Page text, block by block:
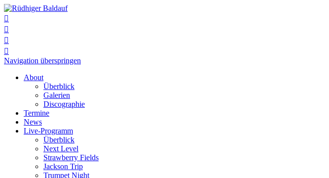




Navigation überspringen
About
Überblick
Galerien
Discographie
Termine
News
Live-Programm
Überblick
Next Level
Strawberry Fields
Jackson Trip
Trumpet Night